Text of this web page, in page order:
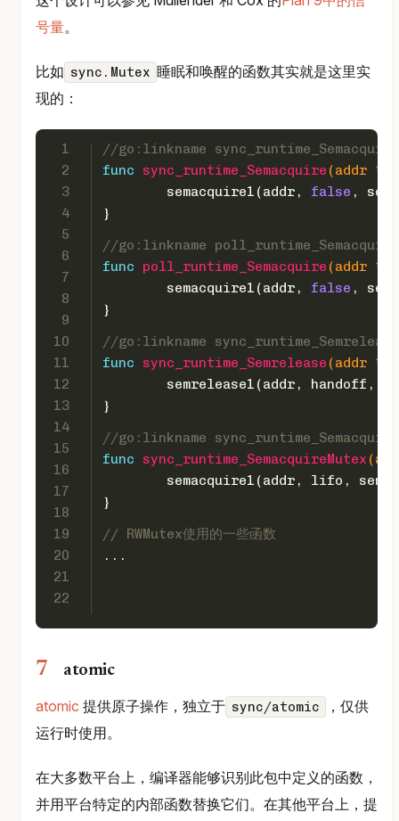
号量。
比如 sync.Mutex 睡眠和唤醒的函数其实就是这里实
现的：
1
2
3
4
5
6
7
8
9
10
11
12
13
14
15
16
17
18
19
20
21
22
//go:linkname
func
sync_runtime_Semacquire (addr *
	semacquire1(addr,
false ,
}
//go:linkname
func
poll_runtime_Semacquire (addr *
	semacquire1(addr,
false ,
}
//go:linkname
func
sync_runtime_Semrelease (addr *
semrelease1(addr, handoff,
}
//go:linkname
func
sync_runtime_SemacquireMutex
semacquire1(addr, lifo,
}
// RWMutex使用的一些函数
...
atomic
atomic 提供原子操作，独立于 sync/atomic
，仅供
运行时使用。
在大多数平台上，编译器能够识别此包中定义的函数，
并用平台特定的内部函数替换它们。在其他平台上，提